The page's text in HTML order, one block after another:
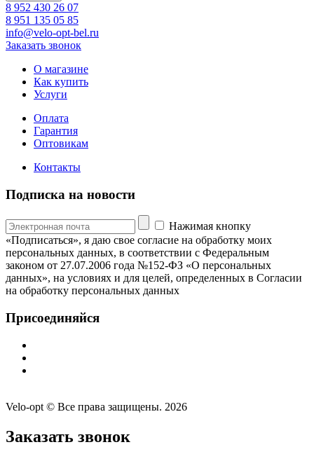
8 952 430 26 07
8 951 135 05 85
info@velo-opt-bel.ru
Заказать звонок
О магазине
Как купить
Услуги
Оплата
Гарантия
Оптовикам
Контакты
Подписка на новости
Нажимая кнопку
«Подписаться», я даю свое согласие на обработку моих
персональных данных, в соответствии с Федеральным
законом от 27.07.2006 года №152-ФЗ «О персональных
данных», на условиях и для целей, определенных в Согласии
на обработку персональных данных
Присоединяйся
Velo-opt © Все права защищены. 2026
Заказать звонок